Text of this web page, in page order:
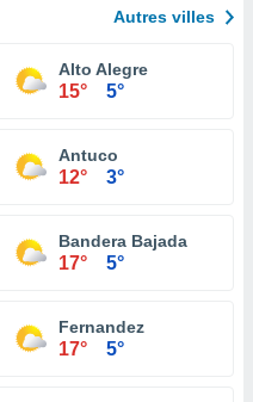
Autres villes
Alto Alegre
15° 5°
Antuco
12° 3°
Bandera Bajada
17° 5°
Fernandez
17° 5°